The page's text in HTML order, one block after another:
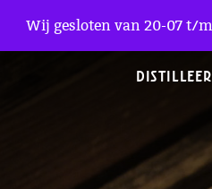
Wij gesloten van 20-07 t/